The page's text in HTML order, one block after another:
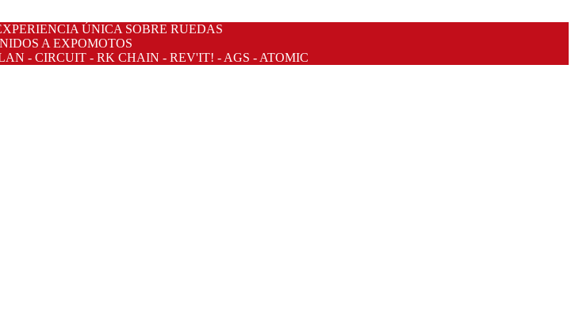
ÚNICA SOBRE RUEDAS
A EXPOMOTOS
- CIRCUIT - RK CHAIN - REV'IT! - AGS - ATOMIC